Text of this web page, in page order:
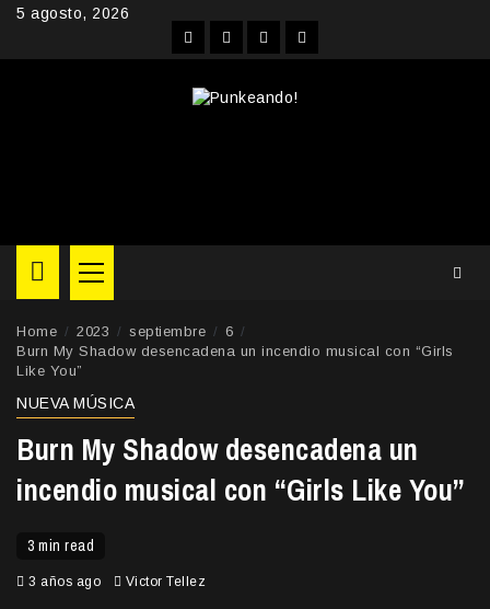
Skip5 agosto, 2026
FacebookInstagram
YouTubeTwitter
Primary
Menu
Home 2023 septiembre
6
Burn My Shadow desencadena un incendio musical con “Girls
Like You”
NUEVA MÚSICA
Burn My Shadow desencadena un
incendio musical con “Girls Like You”
3 min read
3 años ago Victor Tellez